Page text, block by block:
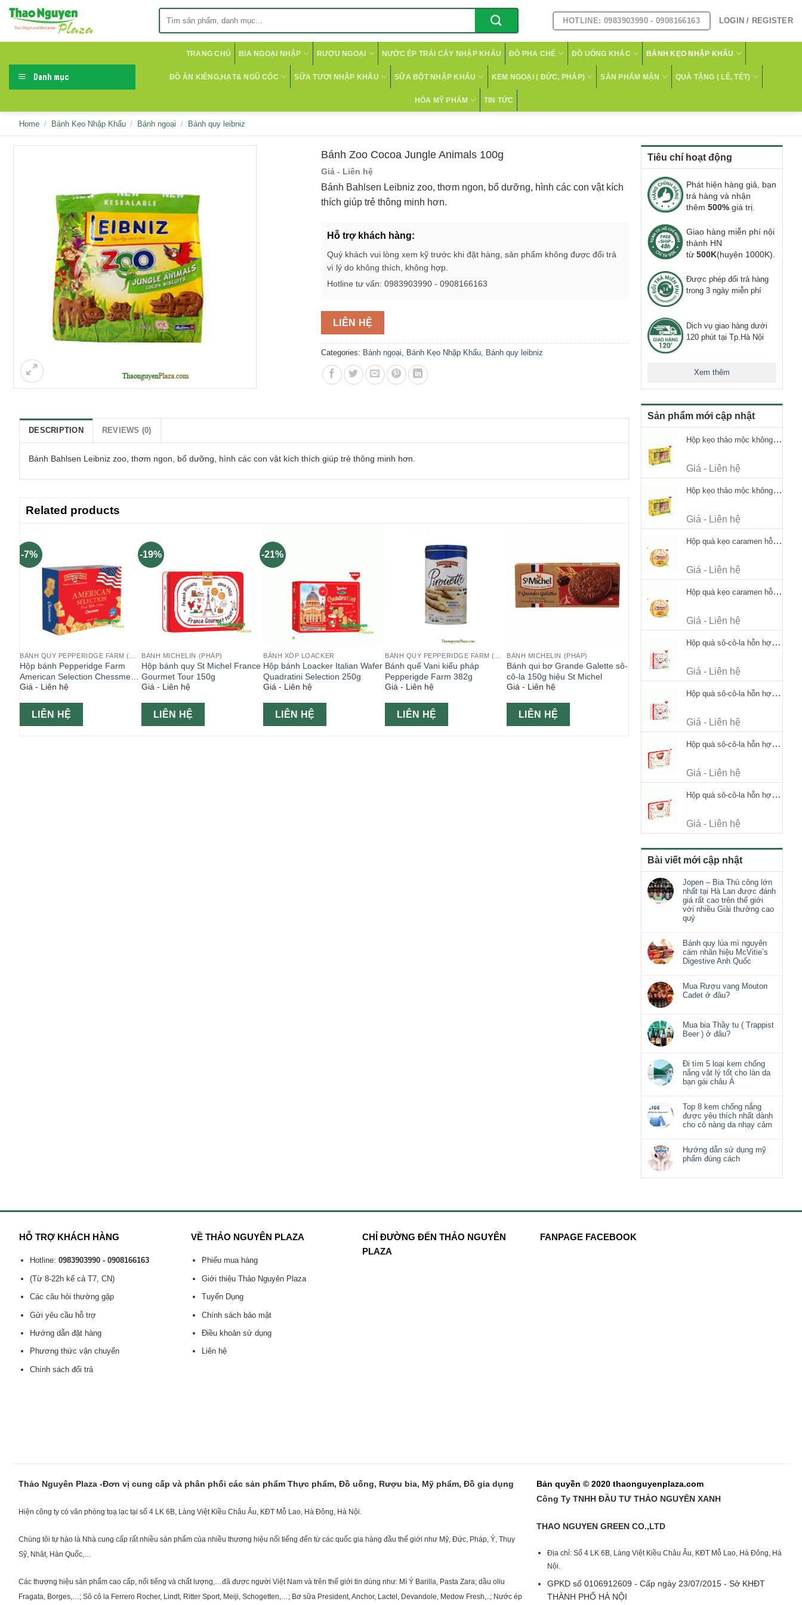
Skip
HOTLINE: 0983903990 - 0908166163 LOGIN / REGISTER
Danh mục
TRANG CHỦ BIA NGOẠI NHẬP RƯỢU NGOẠI NƯỚC ÉP TRÁI CÂY NHẬP KHẨU ĐỒ PHA CHẾ ĐỒ UỐNG KHÁC BÁNH KẸO NHẬP KHẨU
ĐỒ ĂN KIÊNG,HẠT& NGŨ CỐC SỮA TƯƠI NHẬP KHẨU SỮA BỘT NHẬP KHẨU KEM NGOẠI ( ĐỨC, PHÁP) SẢN PHẨM MẶN QUÀ TẶNG ( LỄ, TẾT)
HÓA MỸ PHẨM TIN TỨC
Home / Bánh Kẹo Nhập Khẩu / Bánh ngoại / Bánh quy leibniz
Tiêu chí hoạt động
Phát hiện hàng giả, bạn
trả hàng và nhận
thêm 500% giá trị.
Giao hàng miễn phí nội
thành HN
từ 500K(huyện 1000K).
Được phép đổi trả hàng
trong 3 ngày miễn phí
Dịch vụ giao hàng dưới
120 phút tại Tp.Hà Nội
Xem thêm
Sản phẩm mới cập nhật
Hộp kẹo thảo mộc không đường Ricola Signature 112.5g
Giá - Liên hệ
Hộp kẹo thảo mộc không đường Ricola Signature 112.5g
Giá - Liên hệ
Hộp quà kẹo caramen hỗn hợp Werther's Original Caramel Candy 170g
Giá - Liên hệ
Hộp quà kẹo caramen hỗn hợp Werther's Original Caramel Candy 170g
Giá - Liên hệ
Hộp quà sô-cô-la hỗn hợp Merci Petits Chocolate Collection 125g thiếc
Giá - Liên hệ
Hộp quà sô-cô-la hỗn hợp Merci Petits Chocolate Collection 125g thiếc
Giá - Liên hệ
Hộp quà sô-cô-la hỗn hợp Merci Finest Selection 250g thiếc
Giá - Liên hệ
Hộp quà sô-cô-la hỗn hợp Merci Finest Selection 250g thiếc
Giá - Liên hệ
Bài viết mới cập nhật
Jopen – Bia Thủ công lớn
nhất tại Hà Lan được đánh
giá rất cao trên thế giới
với nhiều Giải thưởng cao
quý
Bánh quy lúa mì nguyên
cám nhãn hiệu McVitie’s
Digestive Anh Quốc
Mua Rượu vang Mouton
Cadet ở đâu?
Mua bia Thầy tu ( Trappist
Beer ) ở đâu?
Đi tìm 5 loại kem chống
nắng vật lý tốt cho làn da
bạn gái châu Á
Top 8 kem chống nắng
được yêu thích nhất dành
cho cô nàng da nhạy cảm
Hướng dẫn sử dụng mỹ
phẩm đúng cách
Bánh Zoo Cocoa Jungle Animals 100g
Giá - Liên hệ
Bánh Bahlsen Leibniz zoo, thơm ngon, bổ dưỡng, hình các con vật kích
thích giúp trẻ thông minh hơn.
Hỗ trợ khách hàng:
Quý khách vui lòng xem kỹ trước khi đặt hàng, sản phẩm không được đổi trả
vì lý do không thích, không hợp.
Hotline tư vấn: 0983903990 - 0908166163
LIÊN HỆ
Categories: Bánh ngoại, Bánh Kẹo Nhập Khẩu, Bánh quy leibniz
DESCRIPTION REVIEWS (0)
Bánh Bahlsen Leibniz zoo, thơm ngon, bổ dưỡng, hình các con vật kích thích giúp trẻ thông minh hơn.
Related products
-7%
BÁNH QUY PEPPERIDGE FARM (MỸ)
Hộp bánh Pepperidge Farm
American Selection Chessmen
412gr ( Bánh Mỹ )
Giá - Liên hệ
LIÊN HỆ
-19%
BÁNH MICHELIN (PHÁP)
Hộp bánh quy St Michel France
Gourmet Tour 150g
Giá - Liên hệ
LIÊN HỆ
-21%
BÁNH XỐP LOACKER
Hộp bánh Loacker Italian Wafer
Quadratini Selection 250g
Giá - Liên hệ
LIÊN HỆ
BÁNH QUY PEPPERIDGE FARM (MỸ)
Bánh quế Vani kiểu pháp
Pepperigde Farm 382g
Giá - Liên hệ
LIÊN HỆ
BÁNH MICHELIN (PHÁP)
Bánh qui bơ Grande Galette sô-
cô-la 150g hiệu St Michel
Giá - Liên hệ
LIÊN HỆ
HỖ TRỢ KHÁCH HÀNG
Hotline: 0983903990 - 0908166163
(Từ 8-22h kể cả T7, CN)
Các câu hỏi thường gặp
Gửi yêu cầu hỗ trợ
Hướng dẫn đặt hàng
Phương thức vận chuyển
Chính sách đổi trả
VỀ THẢO NGUYÊN PLAZA
Phiếu mua hàng
Giới thiệu Thảo Nguyên Plaza
Tuyển Dụng
Chính sách bảo mật
Điều khoản sử dụng
Liên hệ
CHỈ ĐƯỜNG ĐẾN THẢO NGUYÊN
PLAZA
FANPAGE FACEBOOK
Thảo Nguyên Plaza -Đơn vị cung cấp và phân phối các sản phẩm Thực phẩm, Đồ uống, Rượu bia, Mỹ phẩm, Đồ gia dụng
Hiện công ty có văn phòng toạ lạc tại số 4 LK 6B, Làng Việt Kiều Châu Âu, KĐT Mỗ Lao, Hà Đông, Hà Nội.
Chúng tôi tự hào là Nhà cung cấp rất nhiều sản phẩm của nhiều thương hiệu nổi tiếng đến từ các quốc gia hàng đầu thế giới như Mỹ, Đức, Pháp, Ý, Thụy
Sỹ, Nhât, Hàn Quốc,…
Các thượng hiệu sản phẩm cao cấp, nổi tiếng và chất lượng,…đã được người Việt Nam và trên thế giới tin dùng như: Mì Ý Barilla, Pasta Zara; dầu oliu
Fragata, Borges,…; Sô cô la Ferrero Rocher, Lindt, Ritter Sport, Meiji, Schogetten,…; Bơ sữa President, Anchor, Lactel, Devandole, Medow Fresh,..; Nước ép
Bản quyền © 2020 thaonguyenplaza.com
Công Ty TNHH ĐẦU TƯ THẢO NGUYÊN XANH
THAO NGUYEN GREEN CO.,LTD
Địa chỉ: Số 4 LK 6B, Làng Việt Kiều Châu Âu, KĐT Mỗ Lao, Hà Đông, Hà
Nội.
GPKD số 0106912609 - Cấp ngày 23/07/2015 - Sở KHĐT
THÀNH PHỐ HÀ NỘI